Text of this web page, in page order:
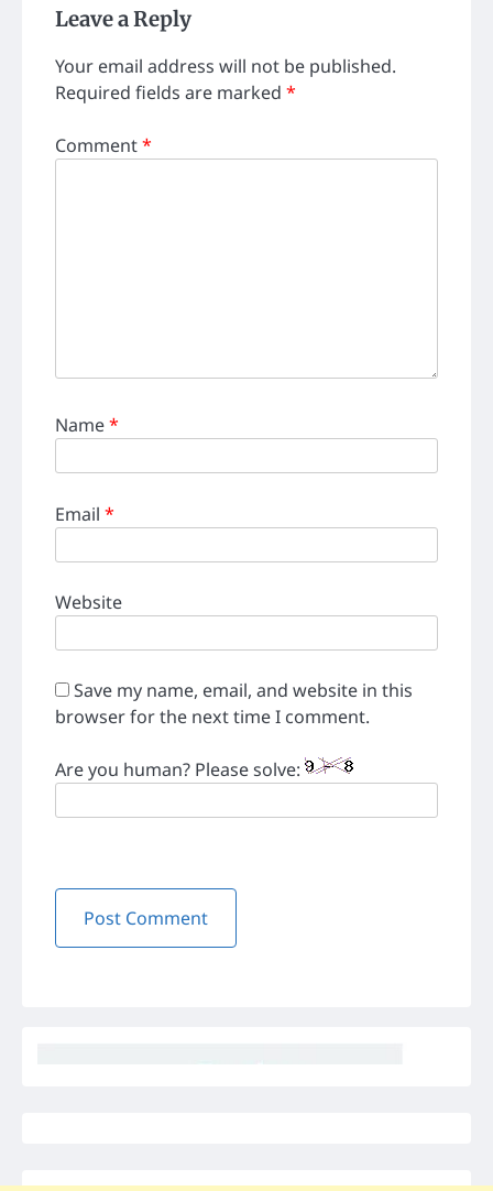
Leave a Reply
Your email address will not be published.
Required fields are marked *
Comment*
Name*
Email *
Website
Save my name, email, and website in this
browser for the next time I comment.
Are you human? Please solve: